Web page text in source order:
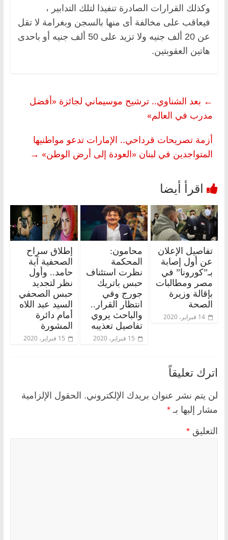
وكذلك القرارات الصادرة تنفيذا لتلك التدابير ،
فيعاقب على مخالفة أى منها بالسجن وبغرامة لا تقل
عن 20 ألف جنيه ولا تزيد على 50 ألف جنيه أو باحدى
هاتين العقوبتين.
← بعد الشناوي.. ترشيح موسيماني لجائزة «أفضل
مدرب في العالم»
أزمة تصريحات قرداحي.. الإمارات تدعو مواطنيها
المتواجدين في لبنان «العودة إلى أرض الوطن» →
تفاصيل الإعلان
عن أول إصابة
بـ”كورونا” في
مصر ومطالبات
بإقالة وزيرة
الصحة
14 فبراير، 2020
محامون:
المحكمة
نظرت استئناف
حبس باتريك
جورج وفي
انتظار القرار..
والباحث يروي
تفاصيل تعذيبه
15 فبراير، 2020
إطلاق سراح
الصحفية آية
حامد.. وأول
نظر لتجديد
حبس الصحفي
السيد عبد اللاه
أمام دائرة
المشورة
15 فبراير، 2020
اترك تعليقاً
لن يتم نشر عنوان بريدك الإلكتروني. الحقول الإلزامية
مشار إليها بـ *
التعليق *